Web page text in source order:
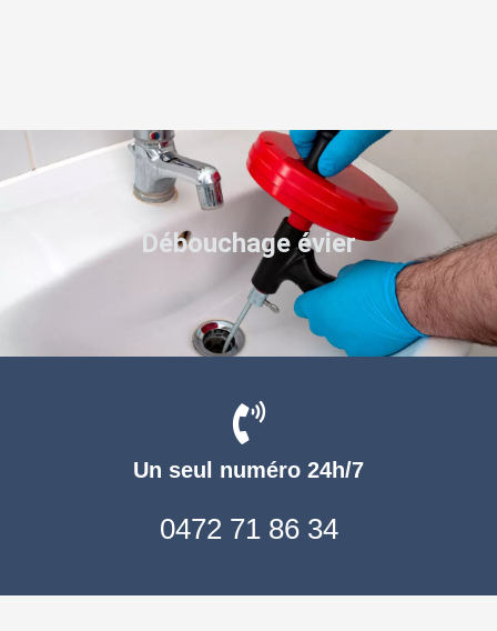
Un seul numéro 24h/7
0472 71 86 34
Débouchage évier